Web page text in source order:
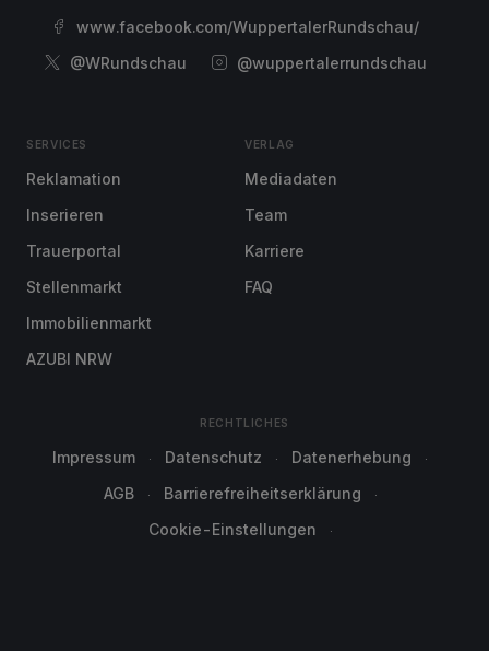
www.facebook.com/WuppertalerRundschau/
@WRundschau
@wuppertalerrundschau
SERVICES
Reklamation
Inserieren
Trauerportal
Stellenmarkt
Immobilienmarkt
AZUBI NRW
VERLAG
Mediadaten
Team
Karriere
FAQ
RECHTLICHES
Impressum Datenschutz
Datenerhebung
AGB
Barrierefreiheitserklärung
Cookie-Einstellungen